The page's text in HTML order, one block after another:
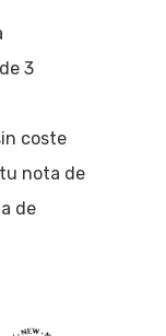
3
coste
nota de
de